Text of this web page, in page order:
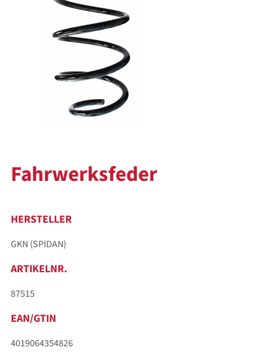
Fahrwerksfeder
HERSTELLER
GKN (SPIDAN)
ARTIKELNR.
87515
EAN/GTIN
4019064354826